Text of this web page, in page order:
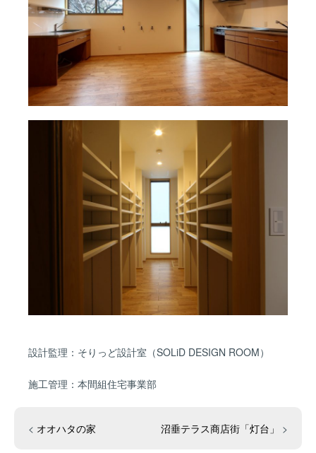
設計監理：そりっど設計室（SOLiD DESIGN ROOM）
施工管理：本間組住宅事業部
< オオハタの家 沼垂テラス商店街「灯台」 >